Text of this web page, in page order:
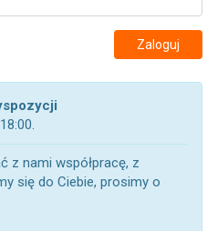
Zaloguj
z nami współpracę, z
się do Ciebie, prosimy o